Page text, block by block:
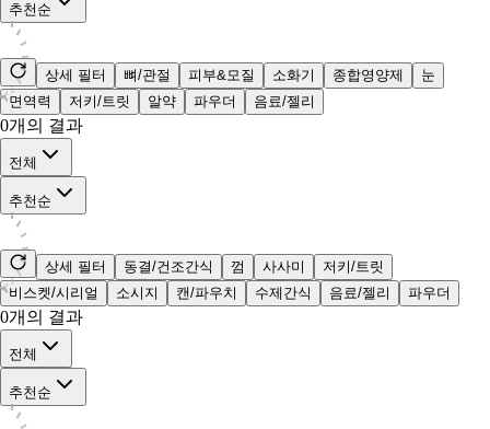
추천순
상세 필터 뼈/관절 피부&모질 소화기 종합영양제
눈
면역력
저키/트릿 알약 파우더 음료/젤리
0개의 결과
전체
추천순
상세 필터 동결/건조간식 껌 사사미
저키/트릿
비스켓/시리얼
소시지 캔/파우치 수제간식 음료/젤리 파우더
0개의 결과
전체
추천순